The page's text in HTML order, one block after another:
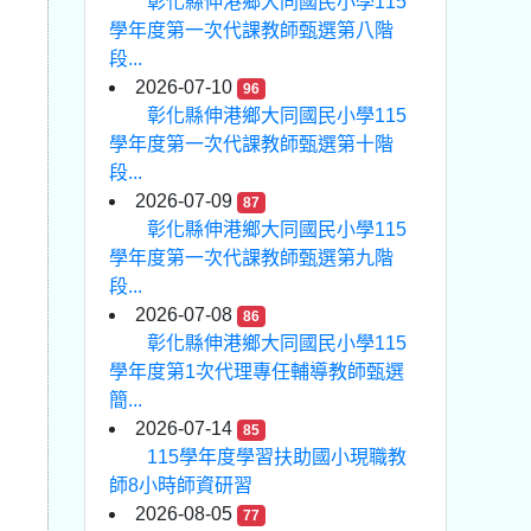
學年度第一次代課教師甄選第八階
段...
2026-07-10
96
彰化縣伸港鄉大同國民小學115
學年度第一次代課教師甄選第十階
段...
2026-07-09
87
彰化縣伸港鄉大同國民小學115
學年度第一次代課教師甄選第九階
段...
2026-07-08
86
彰化縣伸港鄉大同國民小學115
學年度第1次代理專任輔導教師甄選
簡...
2026-07-14
85
115學年度學習扶助國小現職教
師8小時師資研習
2026-08-05
77